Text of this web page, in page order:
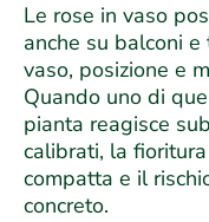
Le rose in vaso
anche su balconi
vaso, posizione e
Quando uno di
pianta reagisce
calibrati, la
compatta e il
concreto.